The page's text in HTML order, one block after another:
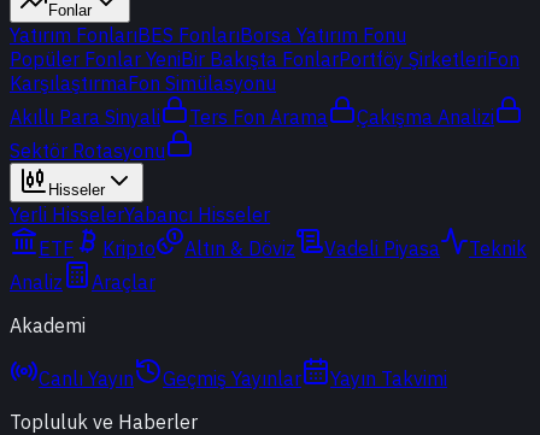
Fonlar
Yatırım FonlarıBES FonlarıBorsa Yatırım Fonu
Popüler Fonlar YeniBir Bakışta FonlarPortföy ŞirketleriFon
KarşılaştırmaFon Simülasyonu
Akıllı Para Sinyali
Ters Fon Arama
Çakışma Analizi
Sektör Rotasyonu
Hisseler
Yerli HisselerYabancı Hisseler
ETF
Kripto Altın & Döviz Vadeli Piyasa
Teknik
Analiz
Araçlar
Akademi
Canlı Yayın Geçmiş Yayınlar
Yayın Takvimi
Topluluk ve Haberler